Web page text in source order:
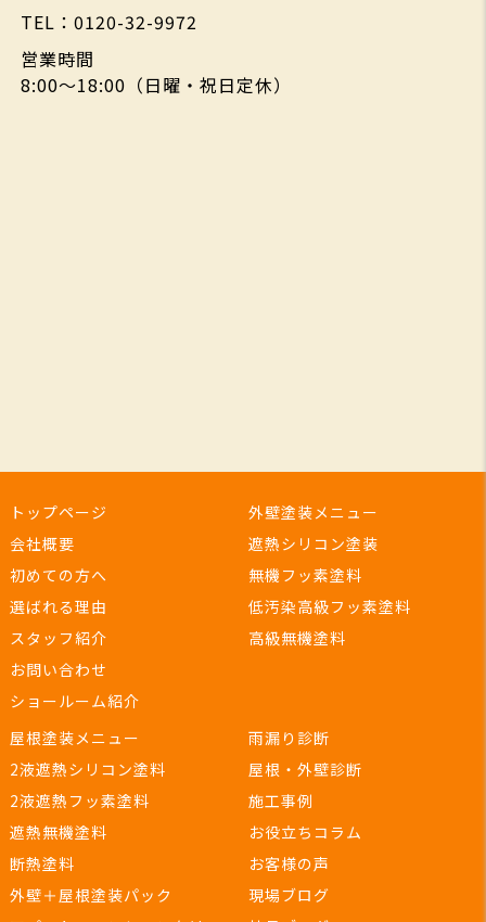
TEL：0120-32-9972
営業時間
8:00～18:00（日曜・祝日定休）
トップページ
会社概要
初めての方へ
選ばれる理由
スタッフ紹介
お問い合わせ
ショールーム紹介
外壁塗装メニュー
遮熱シリコン塗装
無機フッ素塗料
低汚染高級フッ素塗料
高級無機塗料
屋根塗装メニュー
2液遮熱シリコン塗料
2液遮熱フッ素塗料
遮熱無機塗料
断熱塗料
外壁＋屋根塗装パック
雨漏り診断
屋根・外壁診断
施工事例
お役立ちコラム
お客様の声
現場ブログ